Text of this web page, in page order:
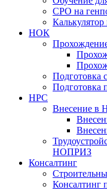
СРО на
НОК
Подготовка
НРС
Внесение в
НОПРИЗ
Консалтинг
Консалтинг